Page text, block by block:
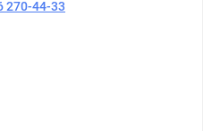
270-44-33